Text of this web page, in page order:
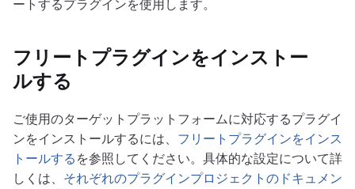
ートするプラグインを使用します。
フリートプラグインをインストー
ルする
ご使用のターゲットプラットフォームに対応するプラグイ
ンをインストールするには、 フリートプラグインをインス
トールする を参照してください。具体的な設定について詳
しくは、 それぞれのプラグインプロジェクトのドキュメン